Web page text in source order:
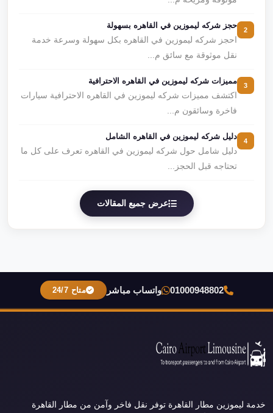
حجز شركه ليموزين في القاهره بسهولة
احجز شركه ليموزين في القاهره بكل سهولة وسرعة خدمة
نقل موثوقة مع سائق م...
مميزات شركه ليموزين في القاهره الاحترافية
اكتشف مميزات شركه ليموزين في القاهره الاحترافية سيارات
فاخرة وسائقون م...
دليل شركه ليموزين في القاهره الشامل
دليل شامل حول شركه ليموزين في القاهره تعرف على كل ما
تحتاجه قبل الحجز...
عرض جميع المقالات
01000948802 واتساب مباشر متاح 24/7
خدمة ليموزين مطار القاهرة توفر نقل فاخر وآمن من مطار القاهرة